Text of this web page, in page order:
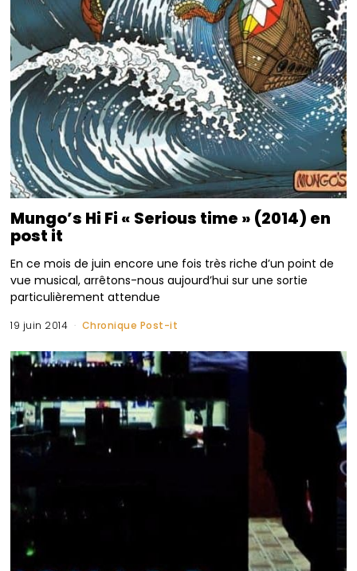
Mungo’s Hi Fi « Serious time » (2014) en
post it
En ce mois de juin encore une fois très riche d’un point de
vue musical, arrêtons-nous aujourd’hui sur une sortie
particulièrement attendue
19 juin 2014 Chronique Post-it